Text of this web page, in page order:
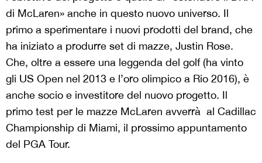
di McLaren» anche in questo nuovo universo. Il
primo a sperimentare i nuovi prodotti del brand, che
ha iniziato a produrre set di mazze, Justin Rose.
Che, oltre a essere una leggenda del golf (ha vinto
gli US Open nel 2013 e l’oro olimpico a Rio 2016), è
anche socio e investitore del nuovo progetto. Il
primo test per le mazze McLaren avverrà al Cadillac
Championship di Miami, il prossimo appuntamento
del PGA Tour.